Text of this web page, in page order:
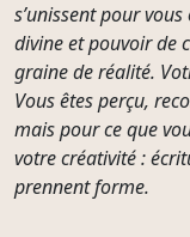
s’unissent pour
divine et pouvoir de
graine de réalité.
Vous êtes perçu,
mais pour ce que
votre créativité :
prennent forme.